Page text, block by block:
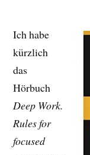
Ich habe
kürzlich
das
Hörbuch
Deep Work.
Rules for
focused